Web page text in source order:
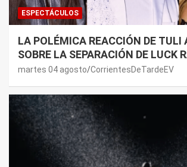
ESPECTÁCULOS
LA POLÉMICA REACCIÓN DE TULI
SOBRE LA SEPARACIÓN DE LUCK
JOAQUI: “¿MI VERDAD?”
martes 04 agosto CorrientesDeTardeEV